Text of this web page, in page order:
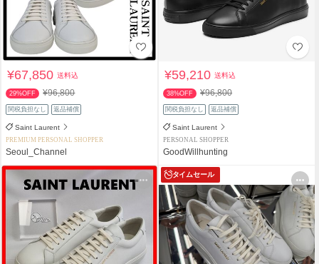
¥67,850送料込
29%OFF ¥96,800
関税負担なし 返品補償
Saint Laurent
PREMIUM PERSONAL SHOPPER
Seoul_Channel
¥59,210送料込
38%OFF ¥96,800
関税負担なし 返品補償
Saint Laurent
PERSONAL SHOPPER
GoodWillhunting
タイムセール